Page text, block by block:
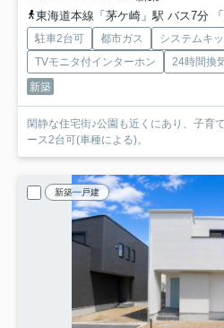
東海道本線「茅ケ崎」駅 バス7分
駐車2台可 都市ガス システムキ
TVモニタ付インターホン
24時間換
新築
閑静な住宅街♪公園も近くにあり、子育
ース2台可(車種による)。
新築一戸建